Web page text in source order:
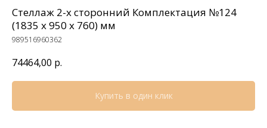
Стеллаж 2-х сторонний Комплектация №124
(1835 х 950 х 760) мм
989516960362
74464,00 р.
Купить в один клик